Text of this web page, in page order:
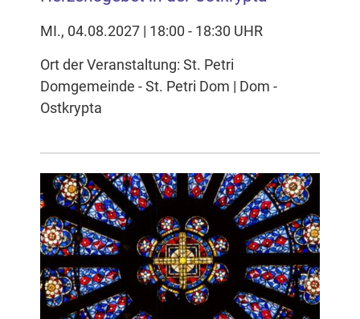
MI., 04.08.2027 | 18:00 - 18:30 UHR
Ort der Veranstaltung: St. Petri
Domgemeinde - St. Petri Dom | Dom -
Ostkrypta